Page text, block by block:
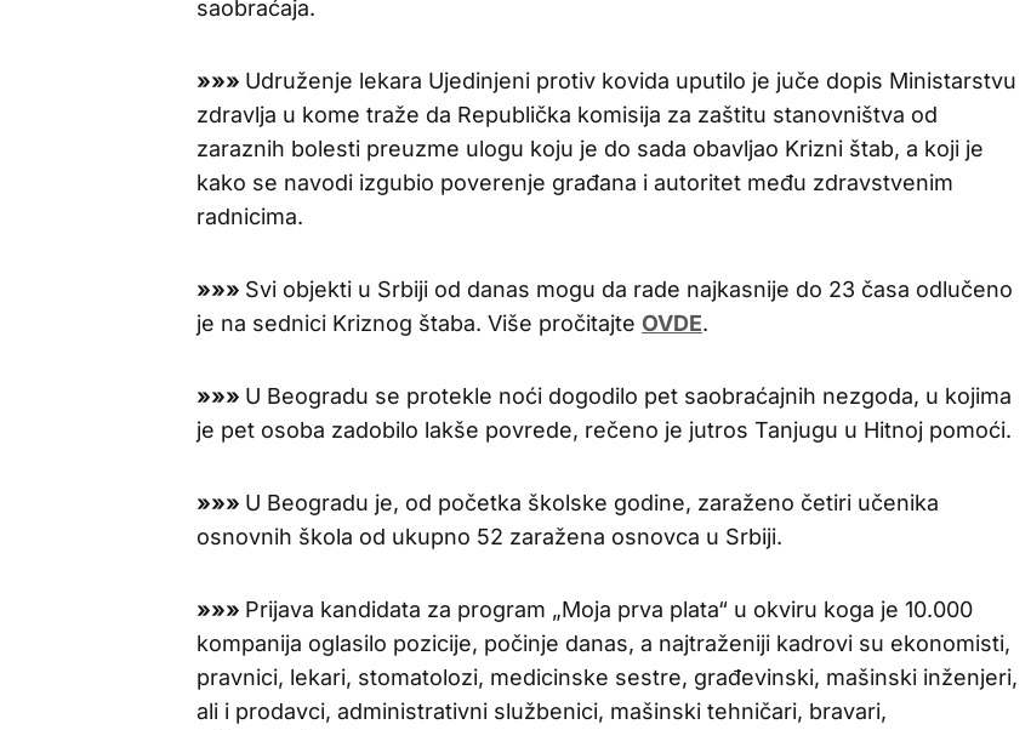
saobraćaja.
»»» Udruženje lekara Ujedinjeni protiv kovida uputilo je juče dopis Ministarstvu
zdravlja u kome traže da Republička komisija za zaštitu stanovništva od
zaraznih bolesti preuzme ulogu koju je do sada obavljao Krizni štab, a koji je
kako se navodi izgubio poverenje građana i autoritet među zdravstvenim
radnicima.
»»» Svi objekti u Srbiji od danas mogu da rade najkasnije do 23 časa odlučeno
je na sednici Kriznog štaba. Više pročitajte OVDE.
»»» U Beogradu se protekle noći dogodilo pet saobraćajnih nezgoda, u kojima
je pet osoba zadobilo lakše povrede, rečeno je jutros Tanjugu u Hitnoj pomoći.
»»» U Beogradu je, od početka školske godine, zaraženo četiri učenika
osnovnih škola od ukupno 52 zaražena osnovca u Srbiji.
»»» Prijava kandidata za program „Moja prva plata“ u okviru koga je 10.000
kompanija oglasilo pozicije, počinje danas, a najtraženiji kadrovi su ekonomisti,
pravnici, lekari, stomatolozi, medicinske sestre, građevinski, mašinski inženjeri,
ali i prodavci, administrativni službenici, mašinski tehničari, bravari,